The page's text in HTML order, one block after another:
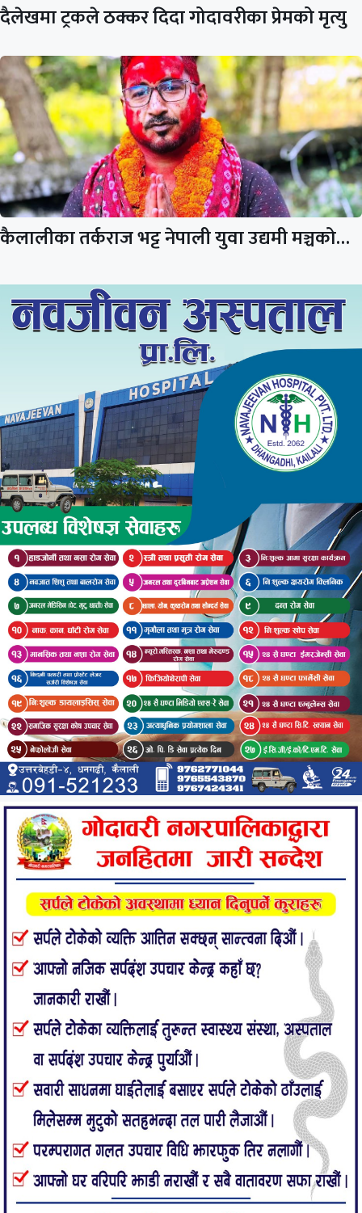
दैलेखमा ट्रकले ठक्कर दिदा गोदावरीका प्रेमको मृत्यु
कैलालीका तर्कराज भट्ट नेपाली युवा उद्यमी मञ्चको…